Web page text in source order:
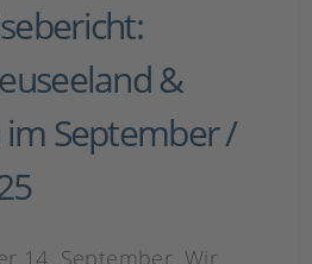
&
im September /
14. September. Wir